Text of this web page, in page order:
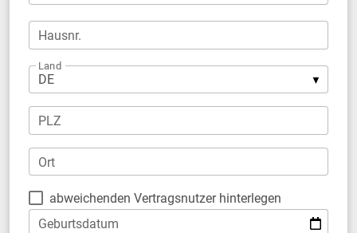
Hausnr.
Land
PLZ
Ort
abweichenden Vertragsnutzer hinterlegen
Geburtsdatum